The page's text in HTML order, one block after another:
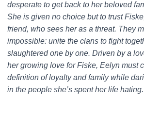
desperate to get back to her beloved
She is given no choice but to trust
friend, who sees her as a threat. They
impossible: unite the clans to fight
slaughtered one by one. Driven by a
her growing love for Fiske, Eelyn must
definition of loyalty and family while
in the people she’s spent her life hating.